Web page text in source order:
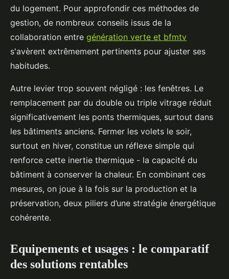
du logement. Pour approfondir ces méthodes de
gestion, de nombreux conseils issus de la
collaboration entre génération verte et bfmtv
s'avèrent extrêmement pertinents pour ajuster ses
habitudes.
Autre levier trop souvent négligé : les fenêtres. Le
remplacement par du double ou triple vitrage réduit
significativement les ponts thermiques, surtout dans
les bâtiments anciens. Fermer les volets le soir,
surtout en hiver, constitue un réflexe simple qui
renforce cette inertie thermique - la capacité du
bâtiment à conserver la chaleur. En combinant ces
mesures, on joue à la fois sur la production et la
préservation, deux piliers d’une stratégie énergétique
cohérente.
Equipements et usages : le comparatif
des solutions rentables